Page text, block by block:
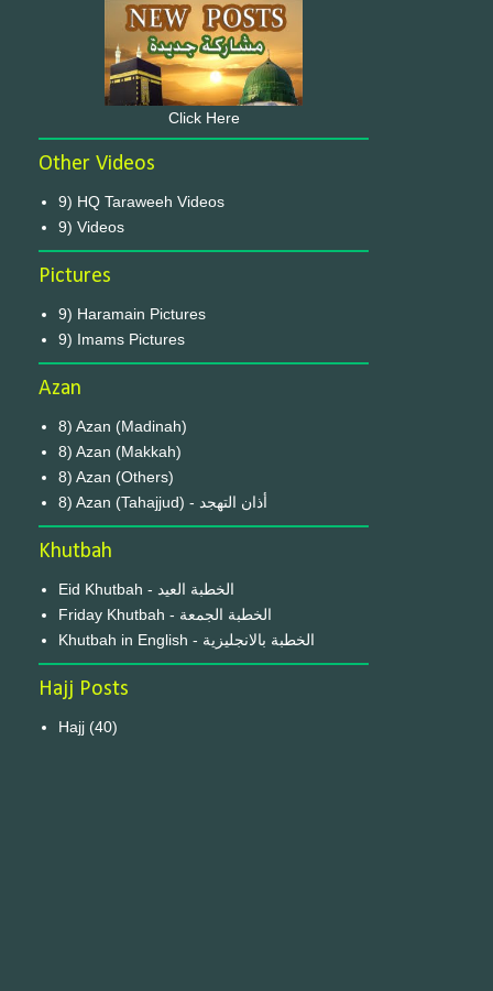
Click Here
Other Videos
9) HQ Taraweeh Videos
9) Videos
Pictures
9) Haramain Pictures
9) Imams Pictures
Azan
8) Azan (Madinah)
8) Azan (Makkah)
8) Azan (Others)
8) Azan (Tahajjud) - أذان التهجد
Khutbah
Eid Khutbah - الخطبة العيد
Friday Khutbah - الخطبة الجمعة
Khutbah in English - الخطبة بالانجليزية
Hajj Posts
Hajj (40)